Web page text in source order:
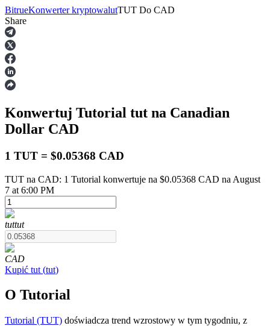
Kontrakty terminowe
Kontrakty terminowe na USDT
BitrueKonwerter kryptowalutTUT Do CAD
Share
Konwertuj Tutorial tut na Canadian
Dollar CAD
1 TUT = $0.05368 CAD
TUT na CAD: 1 Tutorial konwertuje na $0.05368 CAD na August
7 at 6:00 PM
tuttut
CAD
Kupić tut (tut)
O Tutorial
Tutorial (TUT) doświadcza trend wzrostowy w tym tygodniu, z